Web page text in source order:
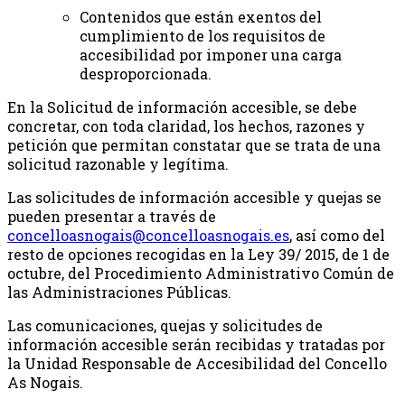
Contenidos que están exentos del
cumplimiento de los requisitos de
accesibilidad por imponer una carga
desproporcionada.
En la Solicitud de información accesible, se debe
concretar, con toda claridad, los hechos, razones y
petición que permitan constatar que se trata de una
solicitud razonable y legítima.
Las solicitudes de información accesible y quejas se
pueden presentar a través de
concelloasnogais@concelloasnogais.es, así como del
resto de opciones recogidas en la Ley 39/ 2015, de 1 de
octubre, del Procedimiento Administrativo Común de
las Administraciones Públicas.
Las comunicaciones, quejas y solicitudes de
información accesible serán recibidas y tratadas por
la Unidad Responsable de Accesibilidad del Concello
As Nogais.